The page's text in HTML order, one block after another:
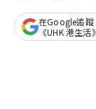
在Google追蹤
《UHK 港生活》